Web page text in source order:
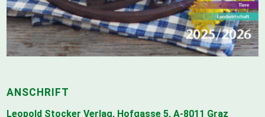
ANSCHRIFT
Leopold Stocker Verlag, Hofgasse 5, A-8011 Graz